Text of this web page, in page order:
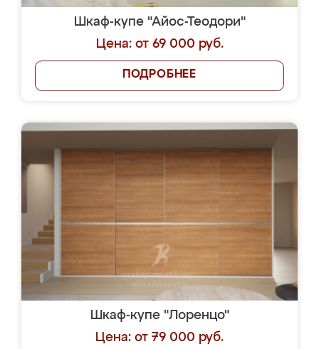
Шкаф-купе "Айос-Теодори"
Цена: от 69 000 руб.
ПОДРОБНЕЕ
Шкаф-купе "Лоренцо"
Цена: от 79 000 руб.